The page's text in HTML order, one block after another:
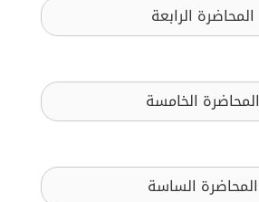
المحاضرة الرابعة
المحاضرة الخامسة
المحاضرة الساسة